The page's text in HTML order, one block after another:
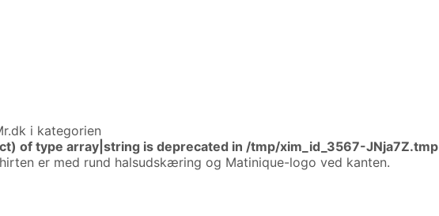
i kategorien
of type array|string is deprecated in /tmp/xim_id_3567-JNja7Z.tmp
er med rund halsudskæring og Matinique-logo ved kanten.